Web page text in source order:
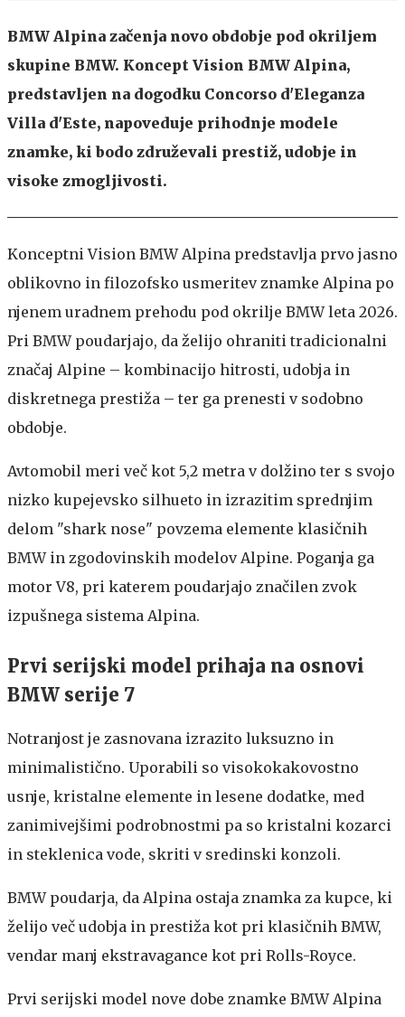
BMW Alpina začenja novo obdobje pod okriljem
skupine BMW. Koncept Vision BMW Alpina,
predstavljen na dogodku Concorso d'Eleganza
Villa d'Este, napoveduje prihodnje modele
znamke, ki bodo združevali prestiž, udobje in
visoke zmogljivosti.
Konceptni Vision BMW Alpina predstavlja prvo jasno
oblikovno in filozofsko usmeritev znamke Alpina po
njenem uradnem prehodu pod okrilje BMW leta 2026.
Pri BMW poudarjajo, da želijo ohraniti tradicionalni
značaj Alpine – kombinacijo hitrosti, udobja in
diskretnega prestiža – ter ga prenesti v sodobno
obdobje.
Avtomobil meri več kot 5,2 metra v dolžino ter s svojo
nizko kupejevsko silhueto in izrazitim sprednjim
delom "shark nose" povzema elemente klasičnih
BMW in zgodovinskih modelov Alpine. Poganja ga
motor V8, pri katerem poudarjajo značilen zvok
izpušnega sistema Alpina.
Prvi serijski model prihaja na osnovi
BMW serije 7
Notranjost je zasnovana izrazito luksuzno in
minimalistično. Uporabili so visokokakovostno
usnje, kristalne elemente in lesene dodatke, med
zanimivejšimi podrobnostmi pa so kristalni kozarci
in steklenica vode, skriti v sredinski konzoli.
BMW poudarja, da Alpina ostaja znamka za kupce, ki
želijo več udobja in prestiža kot pri klasičnih BMW,
vendar manj ekstravagance kot pri Rolls-Royce.
Prvi serijski model nove dobe znamke BMW Alpina